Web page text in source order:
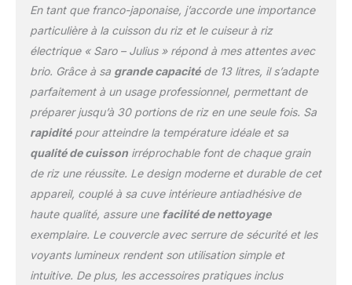
En tant que franco-japonaise, j’accorde une importance
particulière à la cuisson du riz et le cuiseur à riz
électrique « Saro – Julius » répond à mes attentes avec
brio. Grâce à sa grande capacitéde 13 litres, il s’adapte
parfaitement à un usage professionnel, permettant de
préparer jusqu’à 30 portions de riz en une seule fois. Sa
rapiditépour atteindre la température idéale et sa
qualité de cuissonirréprochable font de chaque grain
de riz une réussite. Le design moderne et durable de cet
appareil, couplé à sa cuve intérieure antiadhésive de
haute qualité, assure une facilité de nettoyage
exemplaire. Le couvercle avec serrure de sécurité et les
voyants lumineux rendent son utilisation simple et
intuitive. De plus, les accessoires pratiques inclus